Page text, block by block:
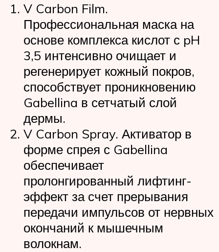
V Carbon Film.
Профессиональная маска на
основе комплекса кислот с pH
3,5 интенсивно очищает и
регенерирует кожный покров,
способствует проникновению
Gabellina в сетчатый слой
дермы.
V Carbon Spray. Активатор в
форме спрея с Gabellina
обеспечивает
пролонгированный лифтинг-
эффект за счет прерывания
передачи импульсов от нервных
окончаний к мышечным
волокнам.